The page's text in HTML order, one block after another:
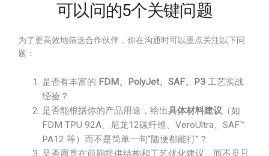
可以问的5个关键问题
为了更高效地筛选合作伙伴，你在沟通时可以重点关注以下问
题：
是否有丰富的 FDM、PolyJet、SAF、P3 工艺实战
经验？
是否能根据你的产品用途，给出具体材料建议 （如
FDM TPU 92A、尼龙12碳纤维、VeroUltra、SAF™
PA12 等）而不是简单一句“随便都能打”？
是否愿意在前期提供结构和工艺优化建议，而不是只